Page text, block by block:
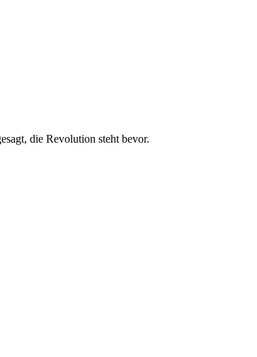
die Revolution steht bevor.